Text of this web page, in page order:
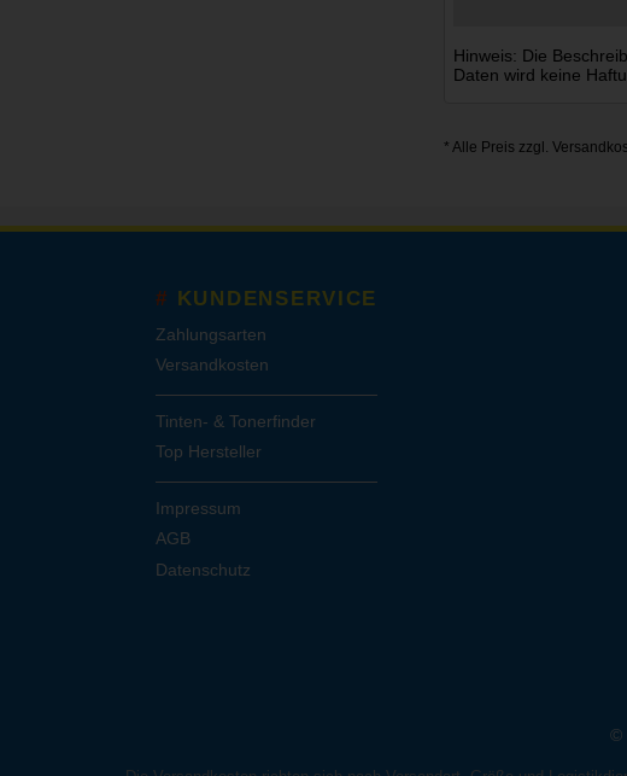
Hinweis: Die
Daten wird keine
* Alle Preis zzgl.
KUNDENSERVICE
Zahlungsarten
Versandkosten
Tinten- & Tonerfinder
Top Hersteller
Impressum
AGB
Datenschutz
©